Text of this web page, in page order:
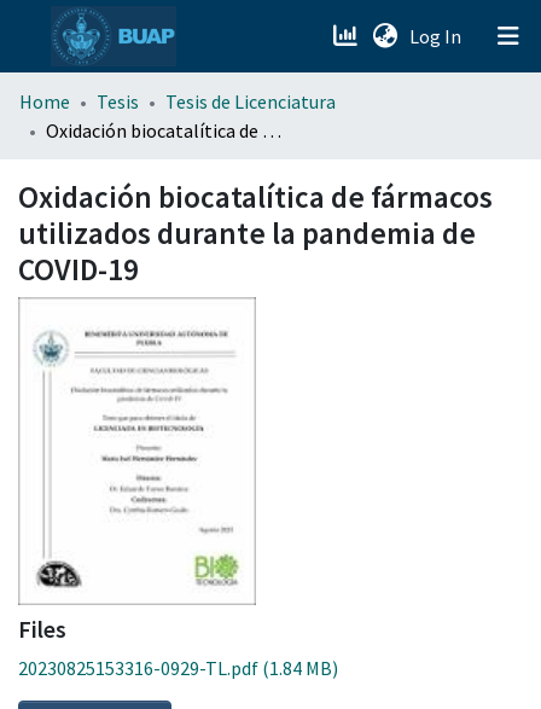
Log In (current)
menu.section.about_menu
Home Tesis
Tesis de Licenciatura
Oxidación biocatalítica de fármacos utilizados durante la pandemia de COVID-19
Oxidación biocatalítica de fármacos
utilizados durante la pandemia de
COVID-19
Files
20230825153316-0929-TL.pdf (1.84 MB)